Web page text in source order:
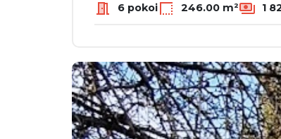
6 pokoi 246.00 m² 1